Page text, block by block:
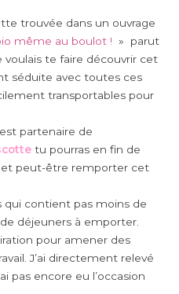
trouvée dans un ouvrage
même au boulot ! » parut
voulais te faire découvrir cet
séduite avec toutes ces
transportables pour
partenaire de
tu pourras en fin de
peut-être remporter cet
qui contient pas moins de
déjeuners à emporter.
pour amener des
J’ai directement relevé
pas encore eu l’occasion